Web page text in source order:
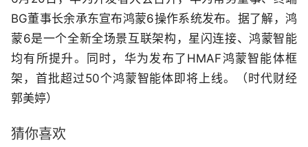
BG董事长余承东宣布鸿蒙6操作系统发布。据了解，鸿
蒙6是一个全新全场景互联架构，星闪连接、鸿蒙智能
均有所提升。同时，华为发布了HMAF鸿蒙智能体框
架，首批超过50个鸿蒙智能体即将上线。（时代财经
郭美婷）
猜你喜欢